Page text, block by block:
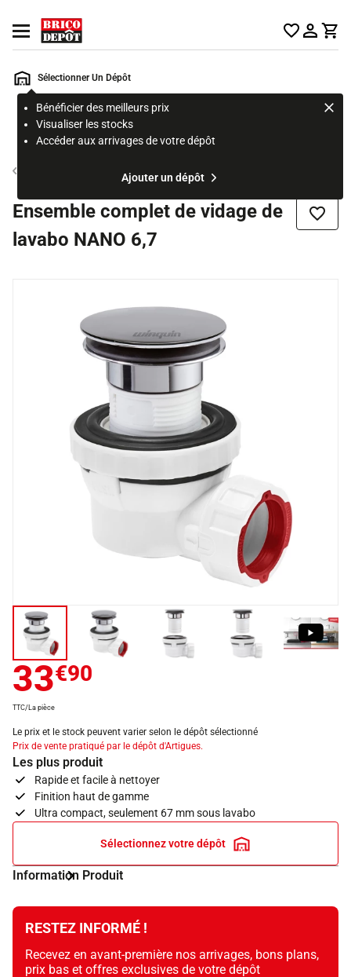
Ouvrir le menu
Sélectionner Un Dépôt
Bénéficier des meilleurs prix
Visualiser les stocks
Accéder aux arrivages de votre dépôt
Ajouter un dépôt
Rechercher
page
Evacuation pour vasque et lavabo
Ensemble complet de vidage de
lavabo NANO 6,7
33€90
TTC/La pièce
Le prix et le stock peuvent varier selon le dépôt sélectionné
Prix de vente pratiqué par le dépôt d'Artigues.
Les plus produit
Rapide et facile à nettoyer
Finition haut de gamme
Ultra compact, seulement 67 mm sous lavabo
Sélectionnez votre dépôt
Information Produit
RESTEZ INFORMÉ !
Recevez en avant-première nos arrivages, bons plans,
prix bas et offres exclusives de votre dépôt